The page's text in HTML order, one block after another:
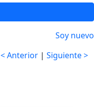
Soy nuevo
< Anterior | Siguiente >